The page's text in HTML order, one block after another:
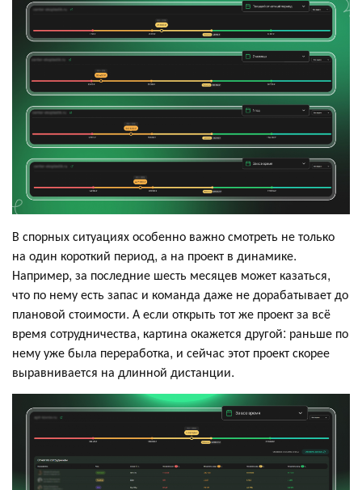
В спорных ситуациях особенно важно смотреть не только
на один короткий период, а на проект в динамике.
Например, за последние шесть месяцев может казаться,
что по нему есть запас и команда даже не дорабатывает до
плановой стоимости. А если открыть тот же проект за всё
время сотрудничества, картина окажется другой: раньше по
нему уже была переработка, и сейчас этот проект скорее
выравнивается на длинной дистанции.